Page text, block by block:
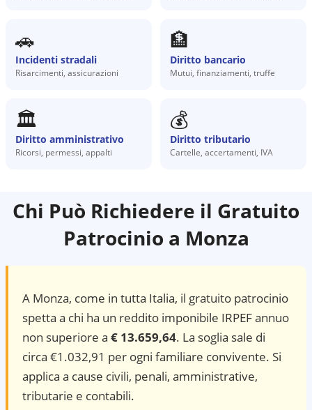
🚗
Incidenti stradali
Risarcimenti, assicurazioni
🏦
Diritto bancario
Mutui, finanziamenti, truffe
🏛️
Diritto amministrativo
Ricorsi, permessi, appalti
💰
Diritto tributario
Cartelle, accertamenti, IVA
Chi Può Richiedere il Gratuito
Patrocinio a Monza
A Monza, come in tutta Italia, il gratuito patrocinio
spetta a chi ha un reddito imponibile IRPEF annuo
non superiore a € 13.659,64. La soglia sale di
circa €1.032,91 per ogni familiare convivente. Si
applica a cause civili, penali, amministrative,
tributarie e contabili.